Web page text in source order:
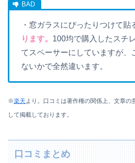
・窓ガラスにぴったりつけて貼
ります。 100均で購入したスチ
てスペーサーにしていますが、
ないかで全然違います。
※楽天より。口コミは著作権の関係上、文章の
して掲載しております。
口コミまとめ